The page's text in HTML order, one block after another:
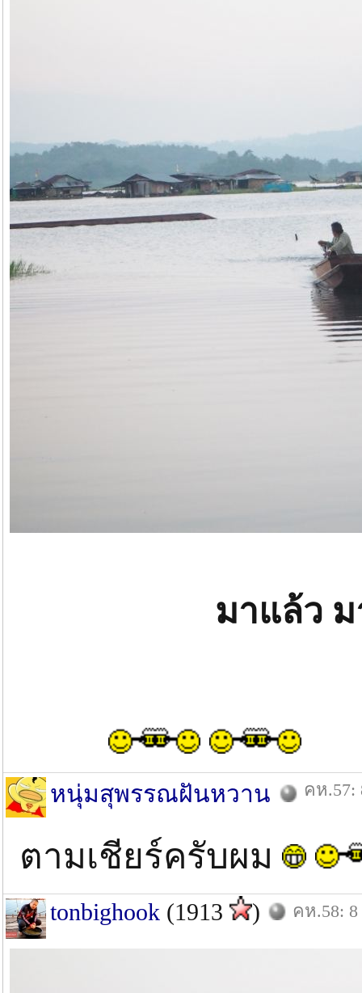
มาแล้ว
หนุ่มสุพรรณฝันหวาน คห.57:
ตามเชียร์ครับผม
tonbighook (1913 ) คห.58: